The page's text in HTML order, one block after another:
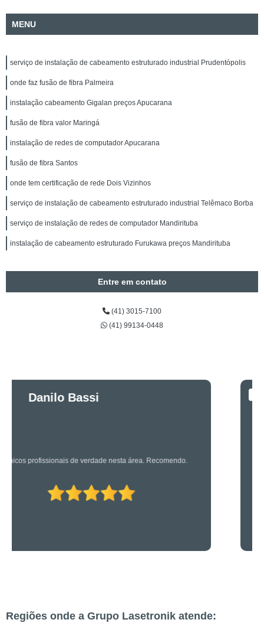
MENU
serviço de instalação de cabeamento estruturado industrial Prudentópolis
onde faz fusão de fibra Palmeira
instalação cabeamento Gigalan preços Apucarana
fusão de fibra valor Maringá
instalação de redes de computador Apucarana
fusão de fibra Santos
onde tem certificação de rede Dois Vizinhos
serviço de instalação de cabeamento estruturado industrial Telêmaco Borba
serviço de instalação de redes de computador Mandirituba
instalação de cabeamento estruturado Furukawa preços Mandirituba
Entre em contato
(41) 3015-7100
(41) 99134-0448
Os caras são bons mesmo! Profissionais de primeira!
Regiões onde a Grupo Lasetronik atende: